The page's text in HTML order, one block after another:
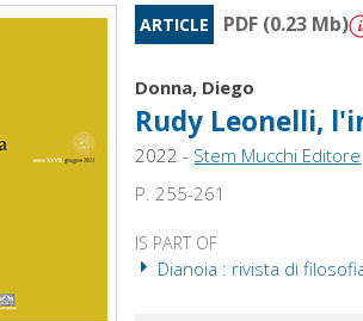
ARTICLE PDF (0.23 Mb)
Donna, Diego
Rudy Leonelli,
2022 - Stem Mucchi Editore
P. 255-261
IS PART OF
Dianoia : rivista di